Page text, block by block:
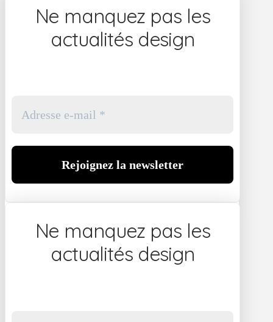
Ne manquez pas les
actualités design
Ne manquez pas les
actualités design